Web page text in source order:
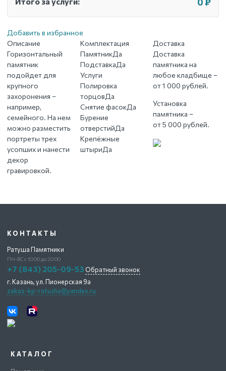
Добавить в избранное
Описание
Горизонтальный
памятник
подойдет для
крупного
захоронения –
например,
семейного. На нем
можно разместить
портреты трех
усопших и нанести
декор
гравировкой.
Комплектация
ПамятникДа
ПодставкаДа
Услуги
Полировка
торцовДа
Снятие фасокДа
Бурение
отверстийДа
Крепёжные
штыриДа
Доставка
Доставка
памятника на
любое кладбище –
от 1 000 рублей.
Установка
памятника –
от 5 000 рублей.
КАТАЛОГ
КОНТАКТЫ
Ратуша Памятники
ПН-ВС с 10:00 до 20:00
+7 (843) 205-09-53 Обратный звонок
г. Казань,ул. Пионерская 9а
zakaz-kp-ratusha@yandex.ru